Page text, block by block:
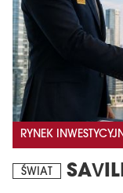
RYNEK
ŚWIAT